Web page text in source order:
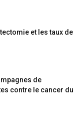
et les taux de
de
contre le cancer du